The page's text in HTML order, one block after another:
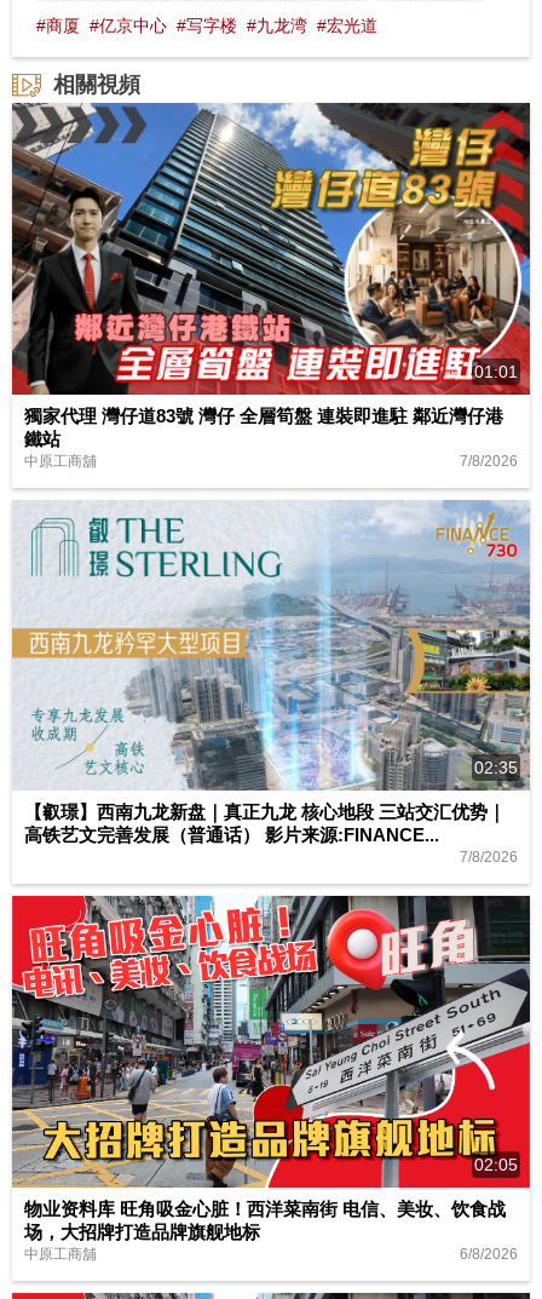
#商厦 #亿京中心 #写字楼 #九龙湾 #宏光道
相關視頻
01:01
獨家代理 灣仔道83號 灣仔 全層筍盤 連裝即進駐 鄰近灣仔港
鐵站
中原工商舖 7/8/2026
02:35
【叡璟】西南九龙新盘｜真正九龙 核心地段 三站交汇优势｜
高铁艺文完善发展（普通话） 影片来源:FINANCE...
7/8/2026
02:05
物业资料库 旺角吸金心脏！西洋菜南街 电信、美妆、饮食战
场，大招牌打造品牌旗舰地标
中原工商舖 6/8/2026